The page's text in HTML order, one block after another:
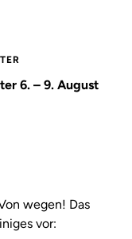
6. – 9. August
wegen! Das
vor: